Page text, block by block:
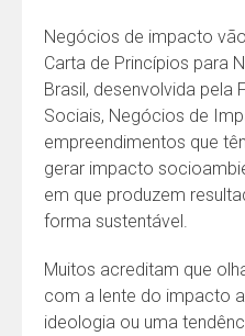
Negócios de impacto
Carta de Princípios para
Brasil, desenvolvida pela
Sociais, Negócios de
empreendimentos que
gerar impacto
em que produzem
forma sustentável.
Muitos acreditam que
com a lente do impacto
ideologia ou uma